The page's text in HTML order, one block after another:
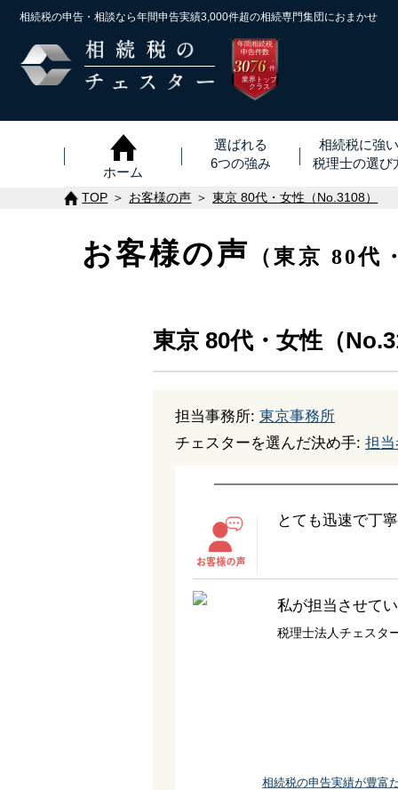
相続税の申告・相談なら年間申告実績3,000件超の相続専門集団におまかせ
年間相続税
申告件数
3076 ※
件
業界トップ
クラス
ホーム
選ばれる
6つの強み
相続税に強
税理士の選び
TOP お客様の声 東京 80代・女性（No.3108）
お客様の声 （東京 80代
東京 80代・女性（
担当事務所: 東京事務所
チェスターを選んだ決め手: 担
とても迅速で丁
私が担当させて
税理士法人チェスタ
相続税の申告実績が豊富